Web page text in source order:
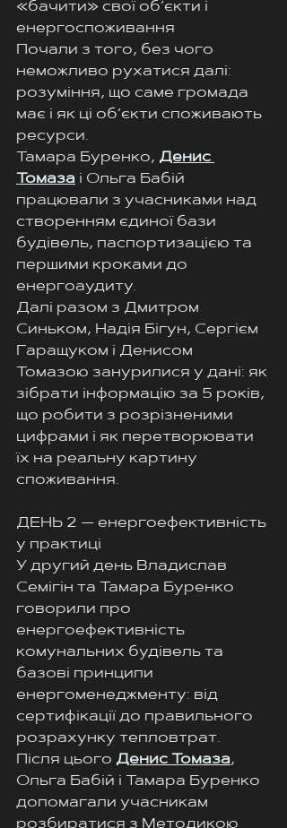
«бачити» свої об’єкти і
енергоспоживання
Почали з того, без чого
неможливо рухатися далі:
розуміння, що саме громада
має і як ці об’єкти споживають
ресурси.
Тамара Буренко, Денис
Томаза і Ольга Бабій
працювали з учасниками над
створенням єдиної бази
будівель, паспортизацією та
першими кроками до
енергоаудиту.
Далі разом з Дмитром
Синьком, Надія Бігун, Сергієм
Гаращуком і Денисом
Томазою занурилися у дані: як
зібрати інформацію за 5 років,
що робити з розрізненими
цифрами і як перетворювати
їх на реальну картину
споживання.
ДЕНЬ 2 — енергоефективність
у практиці
У другий день Владислав
Семігін та Тамара Буренко
говорили про
енергоефективність
комунальних будівель та
базові принципи
енергоменеджменту: від
сертифікації до правильного
розрахунку тепловтрат.
Після цього Денис Томаза,
Ольга Бабій і Тамара Буренко
допомагали учасникам
розбиратися з Методикою